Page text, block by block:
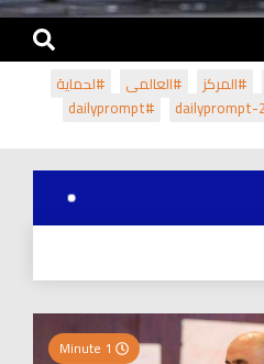
#المركز #العالمي
#لحماية
#dailyprompt